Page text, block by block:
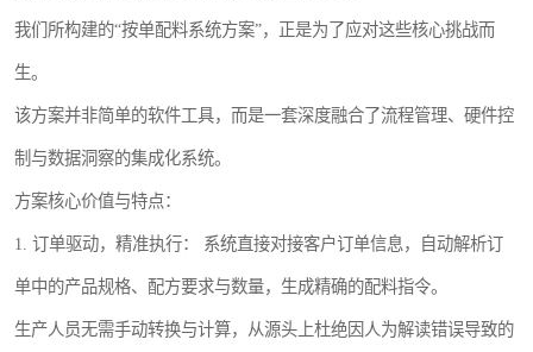
我们所构建的“按单配料系统方案”，正是为了应对这些核心挑战而
生。
该方案并非简单的软件工具，而是一套深度融合了流程管理、硬件控
制与数据洞察的集成化系统。
方案核心价值与特点：
1. 订单驱动，精准执行： 系统直接对接客户订单信息，自动解析订
单中的产品规格、配方要求与数量，生成精确的配料指令。
生产人员无需手动转换与计算，从源头上杜绝因人为解读错误导致的